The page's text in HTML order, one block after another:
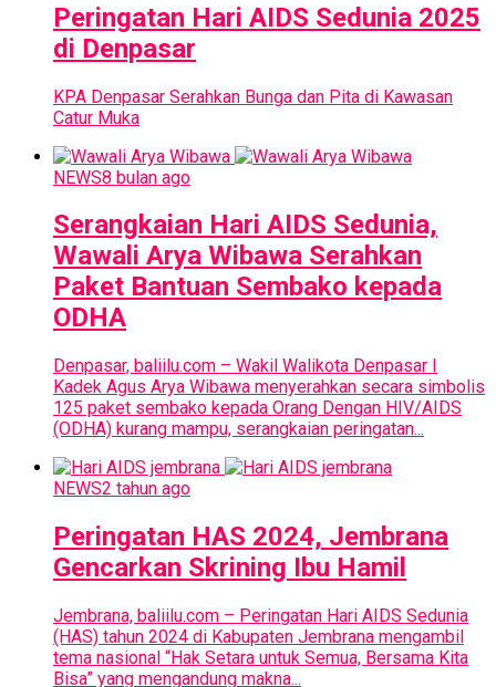
Peringatan Hari AIDS Sedunia 2025
di Denpasar
KPA Denpasar Serahkan Bunga dan Pita di Kawasan
Catur Muka
NEWS8 bulan ago
Serangkaian Hari AIDS Sedunia,
Wawali Arya Wibawa Serahkan
Paket Bantuan Sembako kepada
ODHA
Denpasar, baliilu.com – Wakil Walikota Denpasar I
Kadek Agus Arya Wibawa menyerahkan secara simbolis
125 paket sembako kepada Orang Dengan HIV/AIDS
(ODHA) kurang mampu, serangkaian peringatan...
NEWS2 tahun ago
Peringatan HAS 2024, Jembrana
Gencarkan Skrining Ibu Hamil
Jembrana, baliilu.com – Peringatan Hari AIDS Sedunia
(HAS) tahun 2024 di Kabupaten Jembrana mengambil
tema nasional “Hak Setara untuk Semua, Bersama Kita
Bisa” yang mengandung makna...